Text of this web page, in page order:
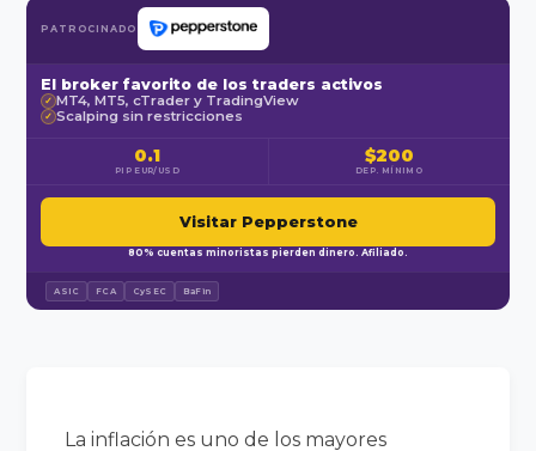
PATROCINADO
El broker favorito de los traders activos
✓ MT4, MT5, cTrader y TradingView
✓ Scalping sin restricciones
0.1
PIP EUR/USD
$200
DEP. MÍNIMO
Visitar Pepperstone
80% cuentas minoristas pierden dinero. Afiliado.
ASIC FCA CySEC BaFin
La inflación es uno de los mayores